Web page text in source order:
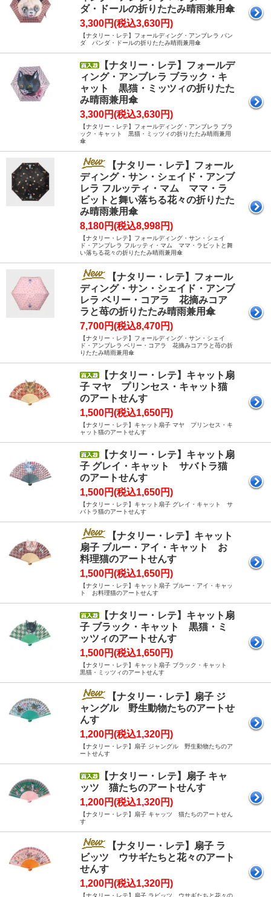
ダ・ドールの折りたたみ晴雨兼用傘
3,300円(税込3,630円)
【ナタリー・レテ】フォールディング・アンブレラ パン
ダ パンダ・ドールの折りたたみ晴雨兼用傘
【ナタリー・レテ】フォールデ
ィング・アンブレラ ブラック・キ
ャット 黒猫・ミッツィの折りたた
み晴雨兼用傘
3,300円(税込3,630円)
【ナタリー・レテ】フォールディング・アンブレラ ブラ
ック・キャット 黒猫・ミッツィの折りたたみ晴雨兼用
傘
【ナタリー・レテ】フォール
ディング・サン・シェイド・アンブ
レラ フルッティ・マム ママ・ラ
ビットと舞い落ちる花々の折りたた
み晴雨兼用傘
8,180円(税込8,998円)
【ナタリー・レテ】フォールディング・サン・シェイ
ド・アンブレラ フルッティ・マム ママ・ラビットと舞
い落ちる花々の折りたたみ晴雨兼用傘
【ナタリー・レテ】フォール
ディング・サン・シェイド・アンブ
レラ ベリー・コアラ 花摘みコア
ラと苺の折りたたみ晴雨兼用傘
7,700円(税込8,470円)
【ナタリー・レテ】フォールディング・サン・シェイ
ド・アンブレラ ベリー・コアラ 花摘みコアラと苺の折
りたたみ晴雨兼用傘
【ナタリー・レテ】キャット扇
子 マヤ プリンセス・キャット猫
のアートせんす
1,500円(税込1,650円)
【ナタリー・レテ】キャット扇子 マヤ プリンセス・キ
ャット猫のアートせんす
【ナタリー・レテ】キャット扇
子 グレイ・キャット サバトラ猫
のアートせんす
1,500円(税込1,650円)
【ナタリー・レテ】キャット扇子 グレイ・キャット サ
バトラ猫のアートせんす
【ナタリー・レテ】キャット
扇子 ブルー・アイ・キャット お
料理猫のアートせんす
1,500円(税込1,650円)
【ナタリー・レテ】キャット扇子 ブルー・アイ・キャッ
ト お料理猫のアートせんす
【ナタリー・レテ】キャット扇
子 ブラック・キャット 黒猫・ミ
ッツィのアートせんす
1,500円(税込1,650円)
【ナタリー・レテ】キャット扇子 ブラック・キャット
黒猫・ミッツィのアートせんす
【ナタリー・レテ】扇子 ジ
ャングル 野生動物たちのアートせ
んす
1,200円(税込1,320円)
【ナタリー・レテ】扇子 ジャングル 野生動物たちのア
ートせんす
【ナタリー・レテ】扇子 キャ
ッツ 猫たちのアートせんす
1,200円(税込1,320円)
【ナタリー・レテ】扇子 キャッツ 猫たちのアートせん
す
【ナタリー・レテ】扇子 ラ
ビッツ ウサギたちと花々のアート
せんす
1,200円(税込1,320円)
【ナタリー・レテ】扇子 ラビッツ ウサギたちと花々の